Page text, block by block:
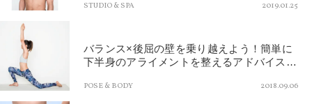
STUDIO & SPA 2019.01.25
バランス×後屈の壁を乗り越えよう！簡単に
下半身のアライメントを整えるアドバイス２
POSE & BODY 2018.09.06